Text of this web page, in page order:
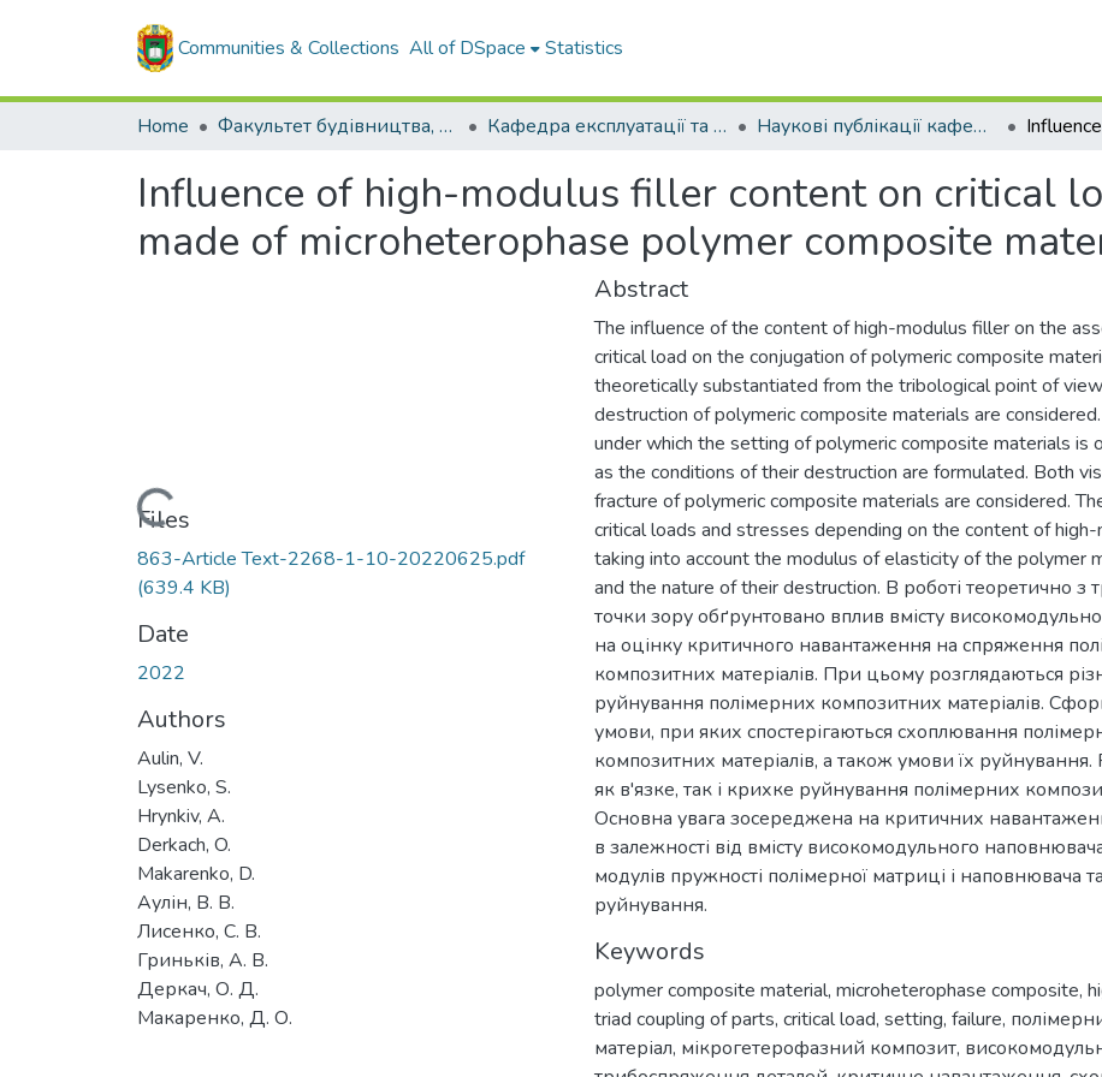
Communities & Collections All of DSpace Statistics
Home Факультет будівництва, транспорту та енергетики Кафедра експлуатації та ремонту машин Наукові публікації кафедри ЕРМ
Influence of high-modulus filler content on critical
made of microheterophase polymer composite
Loading...
Files
863-Article Text-2268-1-10-20220625.pdf
(639.4 KB)
Date
2022
Authors
Aulin, V.
Lysenko, S.
Hrynkiv, A.
Derkach, O.
Makarenko, D.
Аулін, В. В.
Лисенко, С. В.
Гриньків, А. В.
Деркач, О. Д.
Макаренко, Д. О.
Abstract
The influence of the content of high-modulus filler on the
critical load on the conjugation of polymeric composite
theoretically substantiated from the tribological point of
destruction of polymeric composite materials are
under which the setting of polymeric composite materials is
as the conditions of their destruction are formulated. Both
fracture of polymeric composite materials are considered.
critical loads and stresses depending on the content of
taking into account the modulus of elasticity of the polymer
and the nature of their destruction. В роботі теоретично з
точки зору обґрунтовано вплив вмісту
на оцінку критичного навантаження на спряження
композитних матеріалів. При цьому розглядаються
руйнування полімерних композитних матеріалів.
умови, при яких спостерігаються схоплювання
композитних матеріалів, а також умови їх руйнування.
як в'язке, так і крихке руйнування полімерних
Основна увага зосереджена на критичних
в залежності від вмісту високомодульного
модулів пружності полімерної матриці і наповнювача
руйнування.
Keywords
polymer composite material, microheterophase composite,
triad coupling of parts, critical load, setting, failure,
матеріал, мікрогетерофазний композит,